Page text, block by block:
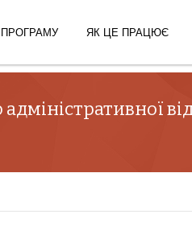
ЯК ЦЕ ПРАЦЮЄ